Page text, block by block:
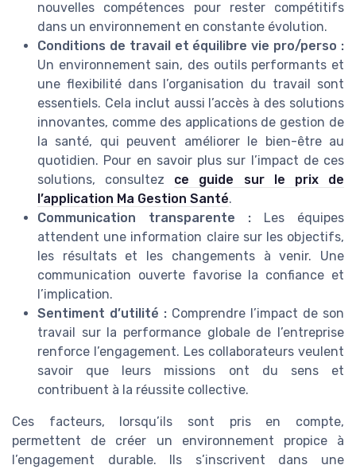
nouvelles compétences pour rester compétitifs
dans un environnement en constante évolution.
Conditions de travail et équilibre vie pro/perso :
Un environnement sain, des outils performants et
une flexibilité dans l’organisation du travail sont
essentiels. Cela inclut aussi l’accès à des solutions
innovantes, comme des applications de gestion de
la santé, qui peuvent améliorer le bien-être au
quotidien. Pour en savoir plus sur l’impact de ces
solutions, consultez ce guide sur le prix de
l’application Ma Gestion Santé.
Communication transparente : Les équipes
attendent une information claire sur les objectifs,
les résultats et les changements à venir. Une
communication ouverte favorise la confiance et
l’implication.
Sentiment d’utilité : Comprendre l’impact de son
travail sur la performance globale de l’entreprise
renforce l’engagement. Les collaborateurs veulent
savoir que leurs missions ont du sens et
contribuent à la réussite collective.
Ces facteurs, lorsqu’ils sont pris en compte,
permettent de créer un environnement propice à
l’engagement durable. Ils s’inscrivent dans une